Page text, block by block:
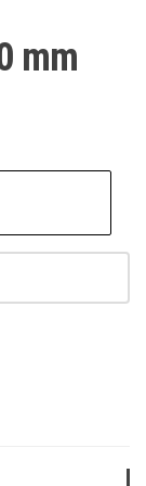
mm